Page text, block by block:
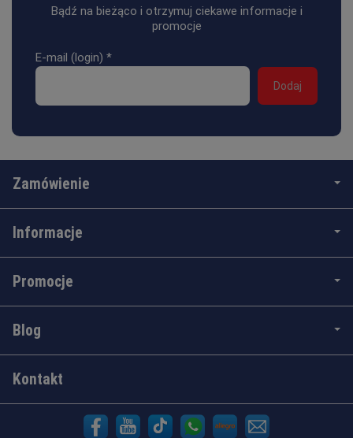
Bądź na bieżąco i otrzymuj ciekawe informacje i
promocje
E-mail (login) *
Zamówienie
Informacje
Promocje
Blog
Kontakt